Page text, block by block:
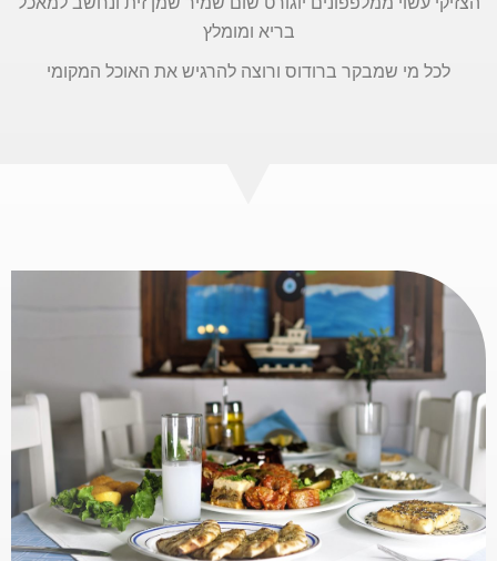
בריא ומומלץ
לכל מי שמבקר ברודוס ורוצה להרגיש את האוכל המקומי